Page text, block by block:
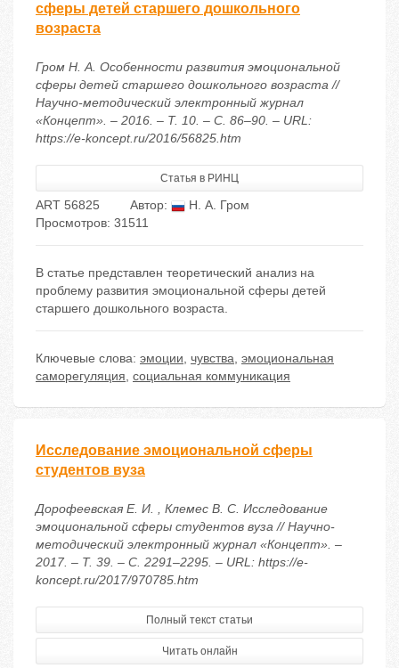
сферы детей старшего дошкольного
возраста
Гром Н. А. Особенности развития эмоциональной
сферы детей старшего дошкольного возраста //
Научно-методический электронный журнал
«Концепт». – 2016. – Т. 10. – С. 86–90. – URL:
https://e-koncept.ru/2016/56825.htm
Статья в РИНЦ
ART 56825 Автор:
Н. А. Гром
Просмотров: 31511
В статье представлен теоретический анализ на
проблему развития эмоциональной сферы детей
старшего дошкольного возраста.
Ключевые слова: эмоции, чувства, эмоциональная
саморегуляция, социальная коммуникация
Исследование эмоциональной сферы
студентов вуза
Дорофеевская Е. И. , Клемес В. С. Исследование
эмоциональной сферы студентов вуза // Научно-
методический электронный журнал «Концепт». –
2017. – Т. 39. – С. 2291–2295. – URL: https://e-
koncept.ru/2017/970785.htm
Полный текст статьи
Читать онлайн